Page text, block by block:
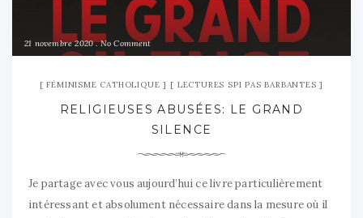
21 novembre 2020 No Comment
FÉMINISME CATHOLIQUE LECTURES SPI PAS BARBANTES
RELIGIEUSES ABUSÉES: LE GRAND
SILENCE
Je partage avec vous aujourd’hui ce livre particulièrement
intéressant et absolument nécessaire dans la mesure où il